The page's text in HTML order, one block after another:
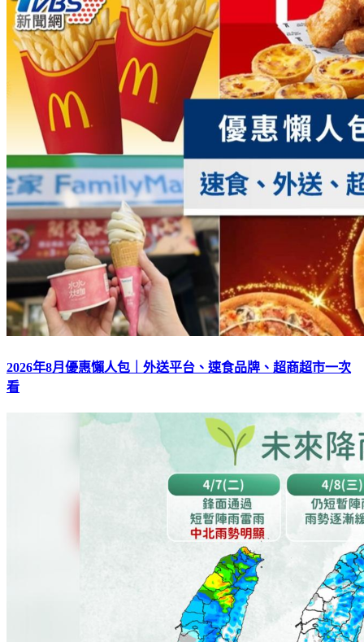
2026年8月優惠懶人包｜外送平台、速食品牌、超商超市一次
看